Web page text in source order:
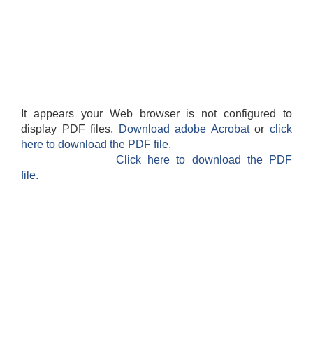
It appears your Web browser is not configured to
display PDF files.
Download adobe Acrobatorclick
here to download the PDF file.
Click here to download the PDF
file.